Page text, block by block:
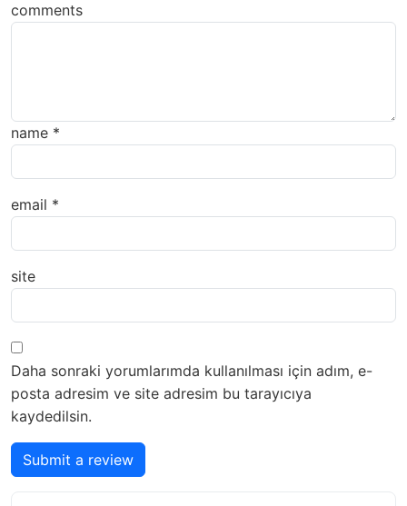
comments
name *
email *
site
Daha sonraki yorumlarımda kullanılması için adım, e-
posta adresim ve site adresim bu tarayıcıya
kaydedilsin.
Submit a review